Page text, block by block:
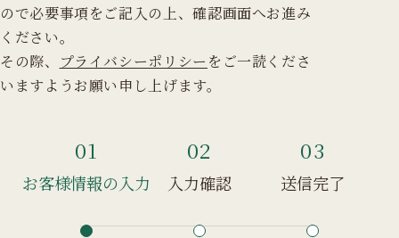
ので必要事項をご記入の上、確認画面へお進み
ください。
その際、
プライバシーポリシー をご一読くださ
いますようお願い申し上げます。
01
お客様情報の入力
02
入力確認
03
送信完了